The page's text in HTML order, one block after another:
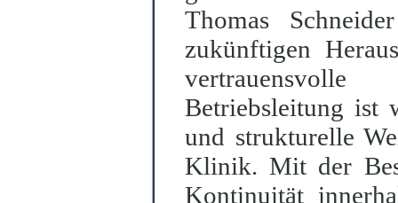
Thomas
zukünftigen
Betriebsleitung ist
und strukturelle
Klinik. Mit der
Kontinuität